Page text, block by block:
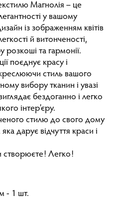
Магнолія – це
у вашому
із зображенням квітів
й витонченості,
та гармонії.
поєднує красу і
стиль вашого
вибору тканин і увазі
бездоганно і легко
інтер’єру.
стилю до свого дому
дарує відчуття краси і
створюєте! Легко!
- 1 шт.